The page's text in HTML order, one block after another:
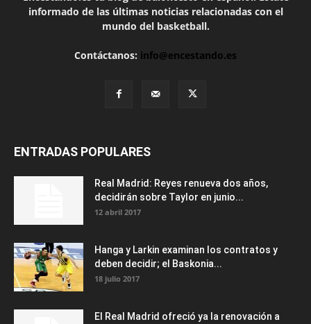
informado de las últimas noticias relacionadas con el
mundo del basketball.
Contáctanos: info@encestando.es
ENTRADAS POPULARES
Real Madrid: Reyes renueva dos años,
decidirán sobre Taylor en junio...
12 abril 2017
Hanga y Larkin examinan los contratos y
deben decidir; el Baskonia...
18 julio 2017
El Real Madrid ofreció ya la renovación a